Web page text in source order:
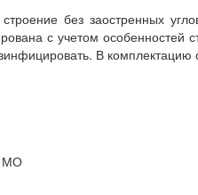
без заостренных
с учетом особенностей
В
МО